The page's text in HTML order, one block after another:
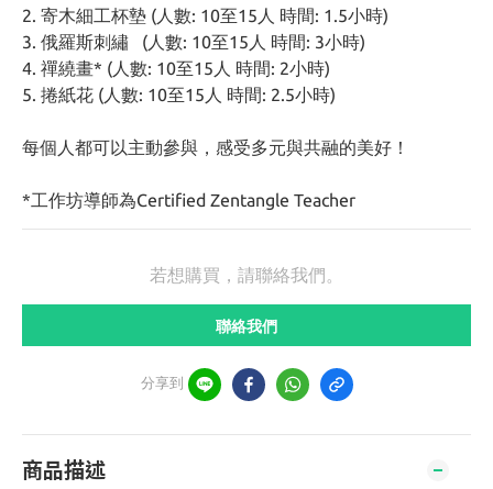
2. 寄木細工杯墊 (人數: 10至15人 時間: 1.5小時)
3. 俄羅斯刺繡   (人數: 10至15人 時間: 3小時)
4. 禪繞畫* (人數: 10至15人 時間: 2小時)
5. 捲紙花 (人數: 10至15人 時間: 2.5小時)
每個人都可以主動參與，感受多元與共融的美好！
*工作坊導師為Certified Zentangle Teacher
若想購買，請聯絡我們。
聯絡我們
分享到
商品描述